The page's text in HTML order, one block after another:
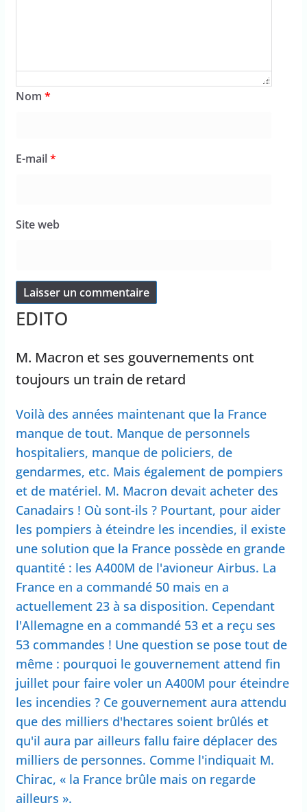
Nom *
E-mail*
Site web
EDITO
M. Macron et ses gouvernements ont
toujours un train de retard
Voilà des années maintenant que la France
manque de tout. Manque de personnels
hospitaliers, manque de policiers, de
gendarmes, etc. Mais également de pompiers
et de matériel. M. Macron devait acheter des
Canadairs ! Où sont-ils ? Pourtant, pour aider
les pompiers à éteindre les incendies, il existe
une solution que la France possède en grande
quantité : les A400M de l'avioneur Airbus. La
France en a commandé 50 mais en a
actuellement 23 à sa disposition. Cependant
l'Allemagne en a commandé 53 et a reçu ses
53 commandes ! Une question se pose tout de
même : pourquoi le gouvernement attend fin
juillet pour faire voler un A400M pour éteindre
les incendies ? Ce gouvernement aura attendu
que des milliers d'hectares soient brûlés et
qu'il aura par ailleurs fallu faire déplacer des
milliers de personnes. Comme l'indiquait M.
Chirac, « la France brûle mais on regarde
ailleurs ».